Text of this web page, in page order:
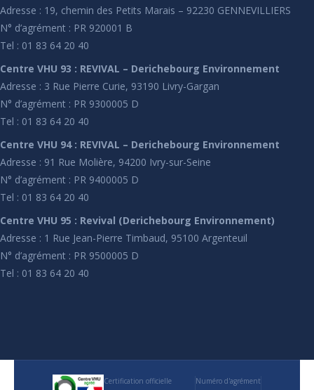
Adresse : 19, chemin des Petits Marais – 92230 GENNEVILLIERS
N° d’agrément : PR 920001 B
Tel : 01 83 64 20 40
Centre VHU 93 : REVIVAL – Derichebourg Environnement
Adresse : 3 Rue Pierre Curie, 93190 Livry-Gargan
N° d’agrément : PR 9300005 D
Tel : 01 83 64 20 40
Centre VHU 94 : REVIVAL – Derichebourg Environnement
Adresse : 91 Rue Molière, 94200 Ivry-sur-Seine
N° d’agrément : PR 9400005 D
Tel : 01 83 64 20 40
Centre VHU 95 : Revival (Derichebourg Environnement)
Adresse : 1 Rue Jean-Pierre Timbaud, 95100 Argenteuil
N° d’agrément : PR 9500005 D
Tel : 01 83 64 20 40
Certification officielle Numéro d'agrément